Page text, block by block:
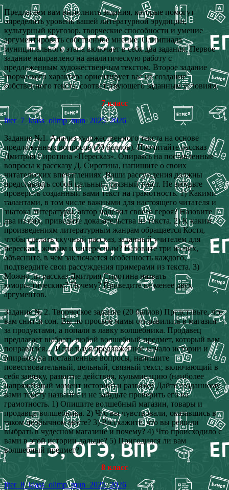
Предлагаем вам выполнить задания, которые помогут
определить уровень вашей литературной эрудиции,
культурный кругозор, творческие способности и умение
аргументировать собственное мнение. Олимпиада
муниципального этапа включает в себя два задания. Первое
задание направлено на аналитическую работу с
предложенным художественным текстом. Второе задание
творческого характера ориентирует вас на создание
собственного текста, соответствующего заданным условиям.
7 класс
liter_7_klass_olimp_mun_2025_2026
Задание №1. Анализ художественного текста на основе
предложенных вопросов (30 баллов). Прочитайте рассказ
Дмитрия Сиротина «Пересказ». Опираясь на поставленные
вопросы к рассказу Д. Сиротина, напишите о своих
читательских впечатлениях. Ваши рассуждения должны
представлять собой цельный, связный текст. Не забудьте
проверить созданный вами текст на грамотность. 1) Какими
талантами, в том числе важными для настоящего читателя и
знатока литературы, автор наделил своего героя? Назовите
два из них, приведите доказательства из текста. 2) К каким
произведениям литературным жанрам обращается Костя,
чтобы сделать скучный рассказ, заданный учителем для
пересказа, живым и интересным? Назовите три из них,
объясните, в чем заключается особенность каждого,
подтвердите свои рассуждения примерами из текста. 3)
Можно ли рассказ Дмитрия Сиротина назвать
юмористическим? Почему? Приведите не менее двух
аргументов.
Задание № 2. Творческое задание (20 баллов) Представьте, что
вам снится сон. Вы по просьбе мамы отправились в магазин
за продуктами, а попали в лавку волшебника. Продавец
предлагает выбрать любой волшебный предмет, который вам
понравился… Используя предложенное начало истории и
опираясь на поставленные вопросы, напишите
повествовательный, цельный, связный текст, включающий в
себя завязку, развитие действия, кульминацию (наиболее
напряжённый момент истории) и развязку. Дайте созданному
вами тексту название и не забудьте проверить его на
грамотность. 1) Опишите волшебный магазин, товары и
продавца-волшебника. 2) Что вы чувствовали, оказавшись в
таком необычном месте? 3) Расскажите, что вы решили
выбрать в чудесном магазине и почему? 4) Что происходило с
вами в этой истории дальше? 5) Пригодился ли вам
волшебный предмет?
8 класс
liter_8_klass_olimp_mun_2025_2026